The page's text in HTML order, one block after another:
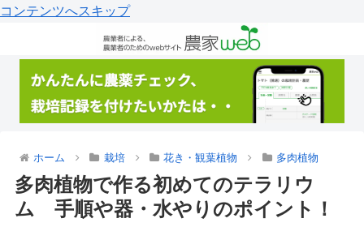
コンテンツへスキップ
ホーム 栽培 花き・観葉植物 多肉植物
多肉植物で作る初めてのテラリウ
ム 手順や器・水やりのポイント！